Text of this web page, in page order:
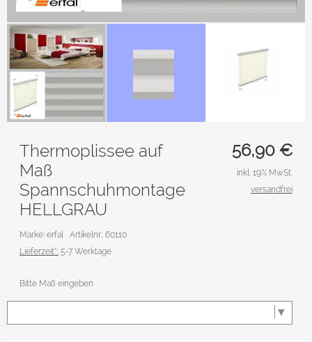
56,90 €
Thermoplissee auf
Maß
Spannschuhmontage
HELLGRAU
Marke: erfal Artikelnr.: 60110
Lieferzeit*: 5-7 Werktage
inkl. 19% MwSt.
versandfrei
Bitte Maß eingeben